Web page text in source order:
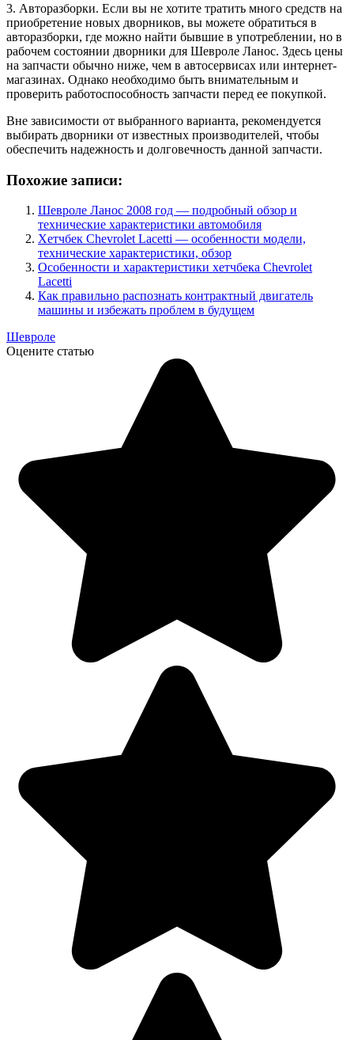
3. Авторазборки. Если вы не хотите тратить много средств на
приобретение новых дворников, вы можете обратиться в
авторазборки, где можно найти бывшие в употреблении, но в
рабочем состоянии дворники для Шевроле Ланос. Здесь цены
на запчасти обычно ниже, чем в автосервисах или интернет-
магазинах. Однако необходимо быть внимательным и
проверить работоспособность запчасти перед ее покупкой.
Вне зависимости от выбранного варианта, рекомендуется
выбирать дворники от известных производителей, чтобы
обеспечить надежность и долговечность данной запчасти.
Похожие записи:
Шевроле Ланос 2008 год — подробный обзор и
технические характеристики автомобиля
Хетчбек Chevrolet Lacetti — особенности модели,
технические характеристики, обзор
Особенности и характеристики хетчбека Chevrolet
Lacetti
Как правильно распознать контрактный двигатель
машины и избежать проблем в будущем
Шевроле
Оцените статью